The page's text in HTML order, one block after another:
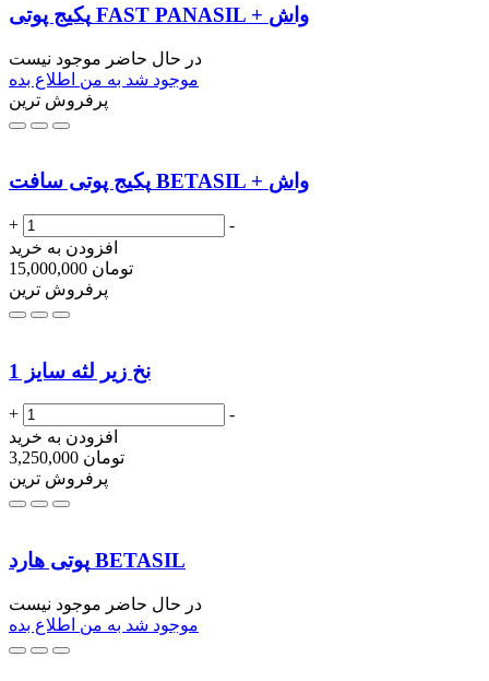
پکیج پوتی FAST PANASIL + واش
در حال حاضر موجود نیست
موجود شد به من اطلاع بده
پرفروش ترین
پکیج پوتی سافت BETASIL + واش
+
-
افزودن به خرید
15,000,000 تومان
پرفروش ترین
نخ زیر لثه سایز 1
+
-
افزودن به خرید
3,250,000 تومان
پرفروش ترین
پوتی هارد BETASIL
در حال حاضر موجود نیست
موجود شد به من اطلاع بده